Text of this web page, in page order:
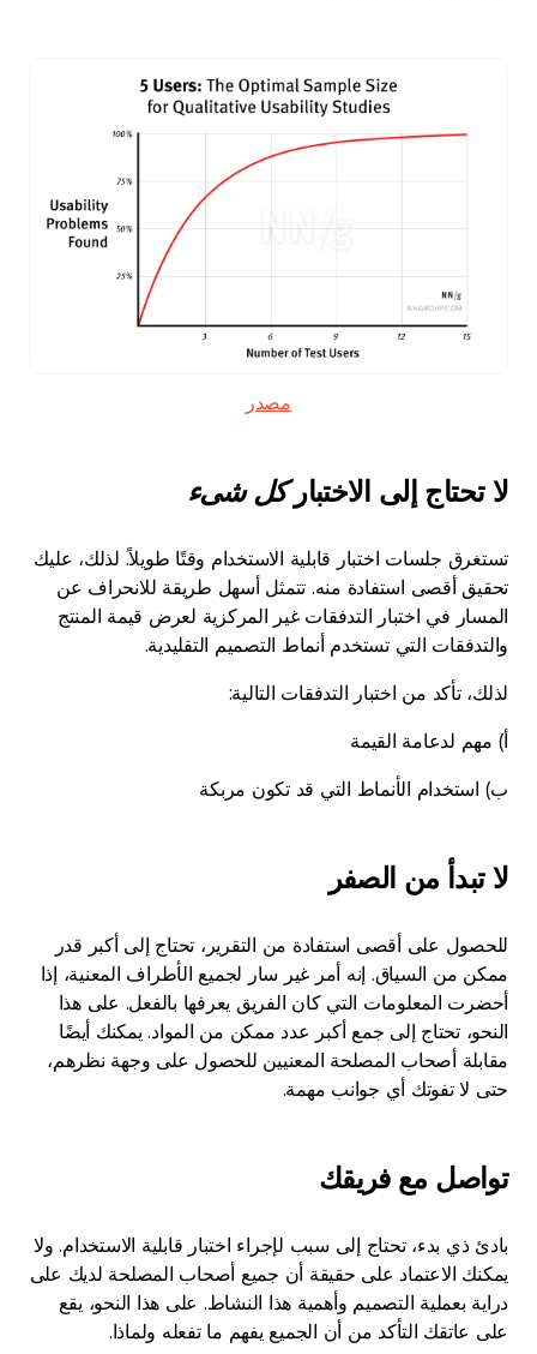
مصدر
لا تحتاج إلى الاختباركل شىء
تستغرق جلسات اختبار قابلية الاستخدام وقتًا طويلاً. لذلك، عليك
تحقيق أقصى استفادة منه. تتمثل أسهل طريقة للانحراف عن
المسار في اختبار التدفقات غير المركزية لعرض قيمة المنتج
والتدفقات التي تستخدم أنماط التصميم التقليدية.
لذلك، تأكد من اختبار التدفقات التالية:
أ) مهم لدعامة القيمة
ب) استخدام الأنماط التي قد تكون مربكة
لا تبدأ من الصفر
للحصول على أقصى استفادة من التقرير، تحتاج إلى أكبر قدر
ممكن من السياق. إنه أمر غير سار لجميع الأطراف المعنية، إذا
أحضرت المعلومات التي كان الفريق يعرفها بالفعل. على هذا
النحو، تحتاج إلى جمع أكبر عدد ممكن من المواد. يمكنك أيضًا
مقابلة أصحاب المصلحة المعنيين للحصول على وجهة نظرهم،
حتى لا تفوتك أي جوانب مهمة.
تواصل مع فريقك
بادئ ذي بدء، تحتاج إلى سبب لإجراء اختبار قابلية الاستخدام. ولا
يمكنك الاعتماد على حقيقة أن جميع أصحاب المصلحة لديك على
دراية بعملية التصميم وأهمية هذا النشاط. على هذا النحو، يقع
على عاتقك التأكد من أن الجميع يفهم ما تفعله ولماذا.